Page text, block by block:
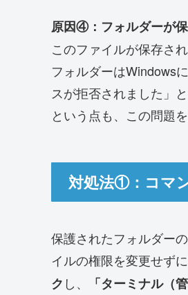
原因④：フォルダーが
このファイルが保存さ
フォルダーはWindows
スが拒否されました」
という点も、この問題
対処法①：コマ
保護されたフォルダー
イルの権限を変更せず
ク し、 「ターミナル（